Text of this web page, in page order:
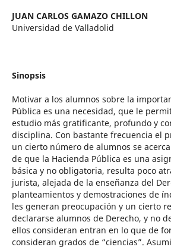
JUAN CARLOS GAMAZO CHILLON
Universidad de Valladolid
Sinopsis
Motivar a los alumnos sobre la
Pública es una necesidad, que le
estudio más gratificante, profundo y
disciplina. Con bastante frecuencia el
un cierto número de alumnos se
de que la Hacienda Pública es una
básica y no obligatoria, resulta poco
jurista, alejada de la enseñanza del
planteamientos y demostraciones de
les generan preocupación y un cierto
declararse alumnos de Derecho, y no
ellos consideran entran en lo que de
consideran grados de “ciencias”.